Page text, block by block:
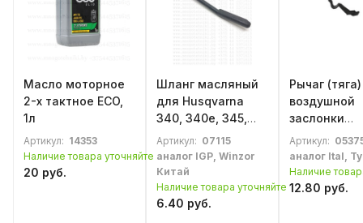
Масло моторное
2-х тактное ECO,
1л
Артикул: 14353
Наличие товара уточняйте
20 руб.
Шланг масляный
для Husqvarna
340, 340e, 345,
345e
Артикул: 07115
аналог IGP, Winzor
Китай
Наличие товара уточняйте
6.40 руб.
Рычаг (тяга)
воздушной
заслонки
Husqvarna
55
Артикул:
аналог Ital,
Наличие
12.80 руб.